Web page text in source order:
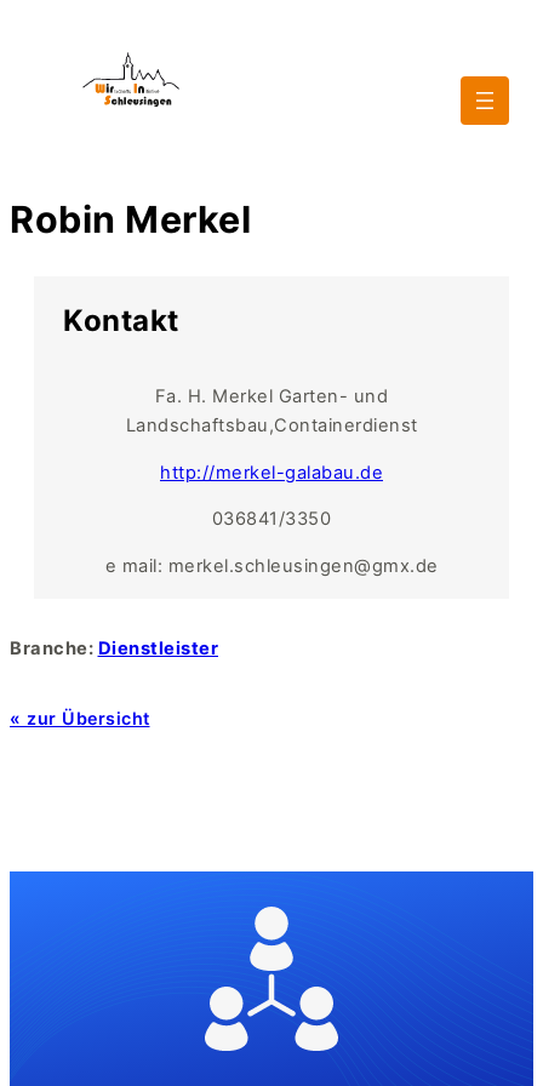
Robin Merkel
Kontakt
Fa. H. Merkel Garten- und
Landschaftsbau,Containerdienst
http://merkel-galabau.de
036841/3350
e mail: merkel.schleusingen@gmx.de
Branche: Dienstleister
« zur Übersicht